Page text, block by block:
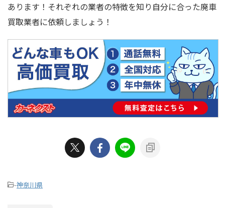
あります！それぞれの業者の特徴を知り自分に合った廃車
買取業者に依頼しましょう！
-神奈川県